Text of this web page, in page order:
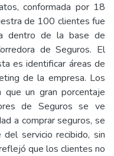
conformada por 18
de 100 clientes fue
dentro de la base de
de Seguros. El
es identificar áreas de
de la empresa. Los
que un gran porcentaje
de Seguros se ve
a comprar seguros, se
servicio recibido, sin
que los clientes no